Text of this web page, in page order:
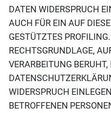
DATEN WIDERSPRUCH
AUCH FÜR EIN AUF
GESTÜTZTES
RECHTSGRUNDLAGE,
VERARBEITUNG
WIDERSPRUCH
BETROFFENEN